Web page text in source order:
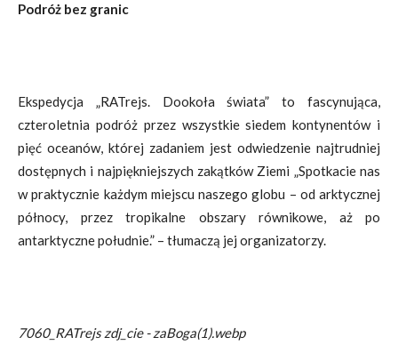
Podróż bez granic
Ekspedycja „RATrejs. Dookoła świata” to fascynująca,
czteroletnia podróż przez wszystkie siedem kontynentów i
pięć oceanów, której zadaniem jest odwiedzenie najtrudniej
dostępnych i najpiękniejszych zakątków Ziemi „Spotkacie nas
w praktycznie każdym miejscu naszego globu – od arktycznej
północy, przez tropikalne obszary równikowe, aż po
antarktyczne południe.” – tłumaczą jej organizatorzy.
7060_RATrejs zdj_cie - zaBoga(1).webp